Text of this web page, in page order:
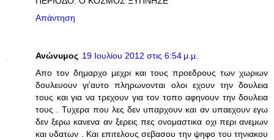
Απάντηση
Ανώνυμος 19 Ιουλίου 2012 στις 6:54 μ.μ.
Απο τον δημαρχο μεχρι και τους προεδρους των χωριων
δουλευουν γι'αυτο πληρωνονται ολοι εχουν την δουλεια
τους και για να τρεχουν για τον τοπο αφηνουν την δουλεια
τους . Τυχερα που λες δεν υπαρχουν και αν υπαεχουν εγω
δεν ξερω κανενα αν ξερεις πες ονομαστικα οχι περι ανεμων
και υδατων . Και επιτελους σεβασου την ψηφο του τηνιακου